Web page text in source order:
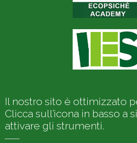
Il nostro sito è ottimizzato
Clicca sull’icona in basso a
attivare gli strumenti.